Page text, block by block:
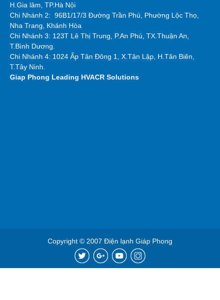
H.Gia lâm, TP.Hà Nội
Chi Nhánh 2: 96B1/17/3 Đường Trần Phú, Phường Lộc Thọ,
Nha Trang, Khánh Hòa
Chi Nhánh 3: 123T Lê Thị Trung, P.An Phú, TX.Thuận An,
T.Bình Dương.
Chi Nhánh 4: 1024 Ấp Tân Đông 1, X.Tân Lập, H.Tân Biên,
T.Tây Ninh.
Giap Phong Leading HVACR Solutions
Copyright © 2007 Điện lạnh Giáp Phong